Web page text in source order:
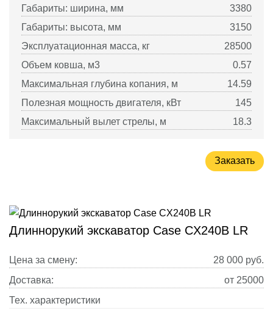
Габариты: ширина, мм
3380
Габариты: высота, мм
3150
Эксплуатационная масса, кг
28500
Объем ковша, м3
0.57
Максимальная глубина копания, м
14.59
Полезная мощность двигателя, кВт
145
Максимальный вылет стрелы, м
18.3
Заказать
Длиннорукий экскаватор Case CX240B LR
Цена за смену: 28 000 руб.
Доставка:
от 25000
Тех. характеристики